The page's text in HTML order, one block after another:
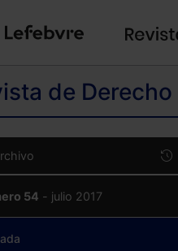
de
54 - julio 2017